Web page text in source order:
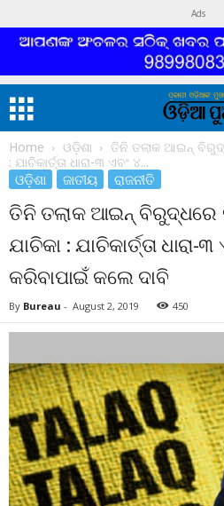
Ads
Home ଓଡ଼ିଶା
ତିନି ତଲାକ ଆଇନ୍
: ଯାଚିକାର୍ତ୍ତା ଧାରା-୩ ଏବଂ ୪...
ଓଡ଼ିଶା ଜାତୀୟ ରାଜନୀତି
ତିନି ତଲାକ ଆଇନ୍ ବିରୁଦ୍ଧରେ
ଯାଚିକା : ଯାଚିକାର୍ତ୍ତା
କରିବାପାଇଁ କଲେ ଦାବି
By Bureau - August 2, 2019 450